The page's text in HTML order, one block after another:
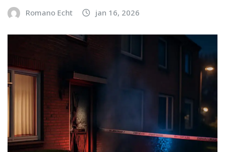
Romano Echt jan 16, 2026